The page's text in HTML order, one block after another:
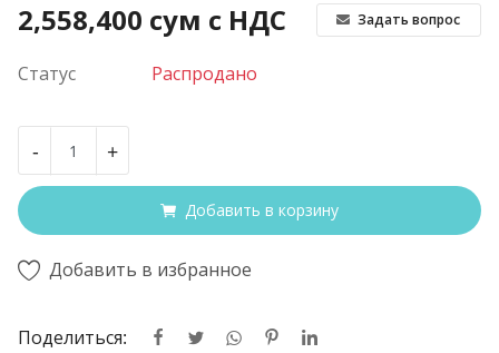
2,558,400 сум с НДС Задать вопрос
Статус Распродано
- +
Добавить в корзину
Добавить в избранное
Поделиться: